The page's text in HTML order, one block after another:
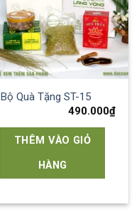
Bộ Quà Tặng ST-15
490.000₫
THÊM VÀO GIỎ
HÀNG